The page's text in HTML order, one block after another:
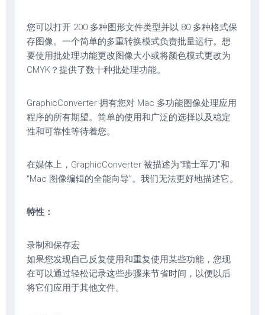
您可以打开 200 多种图形文件类型并以 80 多种格式保
存图像。一个简单的多重转换模式负责批量运行。想
要使用批处理功能更改图像大小或将颜色模式更改为
CMYK？提供了数十种批处理功能。
GraphicConverter 拥有您对 Mac 多功能图像处理应用
程序的所有期望。简单的使用和广泛的选择以及稳定
性和可靠性等待着您。
在媒体上，GraphicConverter 被描述为“瑞士军刀”和
“Mac 图像编辑的全能向导”。我们无法更好地描述它。
特性：
录制和保存宏
如果您发现自己反复使用和重复使用某些功能，您现
在可以通过轻松记录这些步骤来节省时间，以便以后
将它们应用于其他文件。